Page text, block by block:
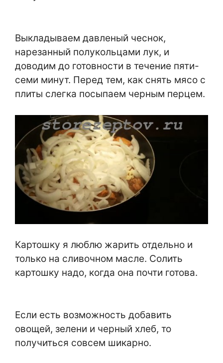
Выкладываем давленый чеснок,
нарезанный полукольцами лук, и
доводим до готовности в течение пяти-
семи минут. Перед тем, как снять мясо с
плиты слегка посыпаем черным перцем.
Картошку я люблю жарить отдельно и
только на сливочном масле. Солить
картошку надо, когда она почти готова.
Если есть возможность добавить
овощей, зелени и черный хлеб, то
получиться совсем шикарно.